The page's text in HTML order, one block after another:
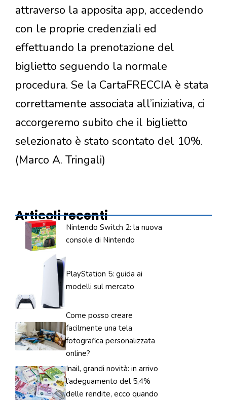
attraverso la apposita app, accedendo
con le proprie credenziali ed
effettuando la prenotazione del
biglietto seguendo la normale
procedura. Se la CartaFRECCIA è stata
correttamente associata all’iniziativa, ci
accorgeremo subito che il biglietto
selezionato è stato scontato del 10%.
(Marco A. Tringali)
Articoli recenti
Nintendo Switch 2: la nuova
console di Nintendo
PlayStation 5: guida ai
modelli sul mercato
Come posso creare
facilmente una tela
fotografica personalizzata
online?
Inail, grandi novità: in arrivo
l’adeguamento del 5,4%
delle rendite, ecco quando